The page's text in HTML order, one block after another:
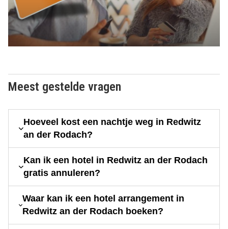
Meest gestelde vragen
Hoeveel kost een nachtje weg in Redwitz
an der Rodach?
Kan ik een hotel in Redwitz an der Rodach
gratis annuleren?
Waar kan ik een hotel arrangement in
Redwitz an der Rodach boeken?